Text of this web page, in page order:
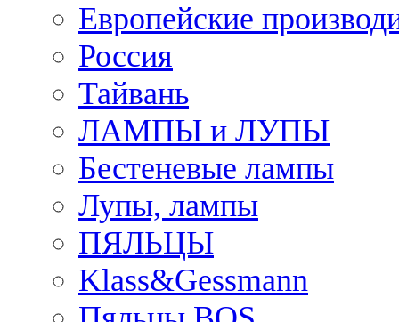
Европейские
Россия
Тайвань
ЛАМПЫ и ЛУПЫ
Бестеневые лампы
Лупы, лампы
ПЯЛЬЦЫ
Klass&Gessmann